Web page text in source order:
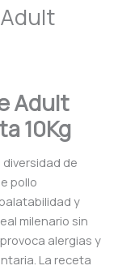
Adult
10Kg
de
pollo
y
milenario sin
alergias y
La receta